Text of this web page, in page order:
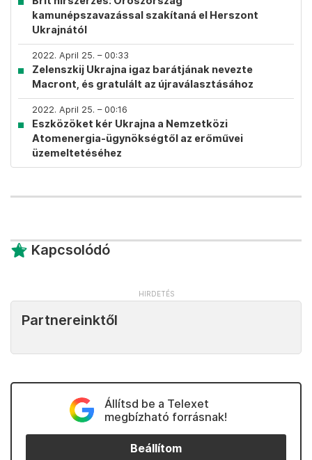
kamunépszavazással szakítaná el Herszont
Ukrajnától
2022. April 25. – 00:33
Zelenszkij Ukrajna igaz barátjának nevezte
Macront, és gratulált az újraválasztásához
2022. April 25. – 00:16
Eszközöket kér Ukrajna a Nemzetközi
Atomenergia-ügynökségtől az erőművei
üzemeltetéséhez
Kapcsolódó
Partnereinktől
Állítsd be a Telexet
megbízható forrásnak!
Beállítom